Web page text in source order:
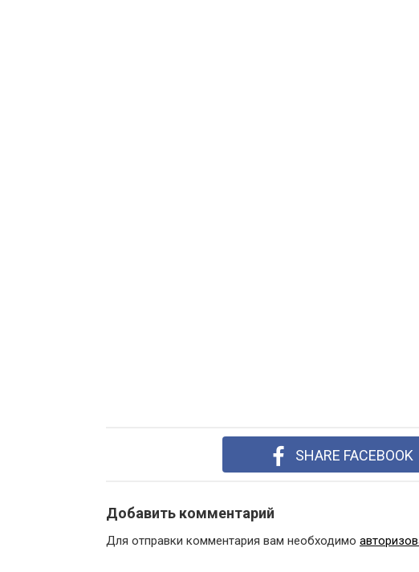
SHARE FACEBOOK
Добавить комментарий
Для отправки комментария вам необходимо